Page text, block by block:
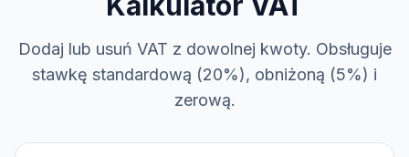
Dodaj lub usuń VAT z dowolnej kwoty. Obsługuje
stawkę standardową (20%), obniżoną (5%) i
zerową.